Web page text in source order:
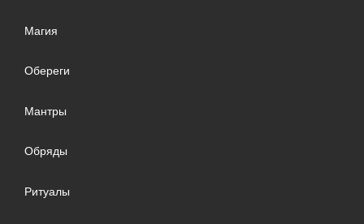
Магия
Обереги
Мантры
Обряды
Ритуалы